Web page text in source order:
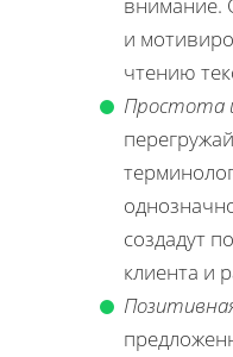
и
чтению
Простота
создадут
клиента и